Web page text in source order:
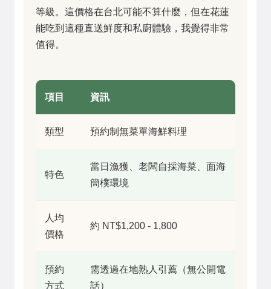
等級。這價格在台北可能不算什麼，但在花蓮
能吃到這種直送鮮度和私廚體驗，我覺得非常
值得。
項目 資訊
類型 預約制無菜單海鮮料理
特色
當日漁獲、老闆自採海菜、面海
簡樸環境
人均
價格
約 NT$1,200 - 1,800
預約
方式
需透過在地熟人引薦（無公開電
話）